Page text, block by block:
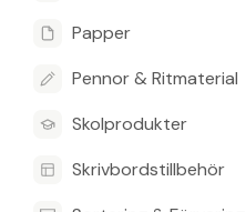
Papper
Pennor & Ritmaterial
Skolprodukter
Skrivbordstillbehör